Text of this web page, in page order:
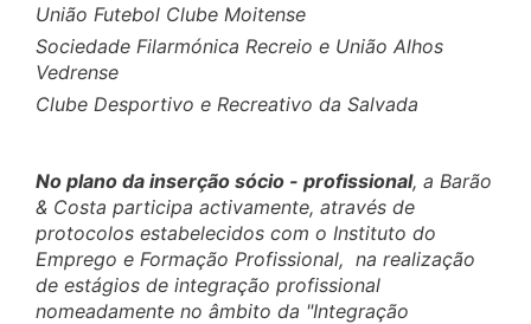
União Futebol Clube Moitense
Sociedade Filarmónica Recreio e União Alhos
Vedrense
Clube Desportivo e Recreativo da Salvada
No plano da inserção sócio - profissional, a Barão
& Costa participa activamente, através de
protocolos estabelecidos com o Instituto do
Emprego e Formação Profissional, na realização
de estágios de integração profissional
nomeadamente no âmbito da "Integração